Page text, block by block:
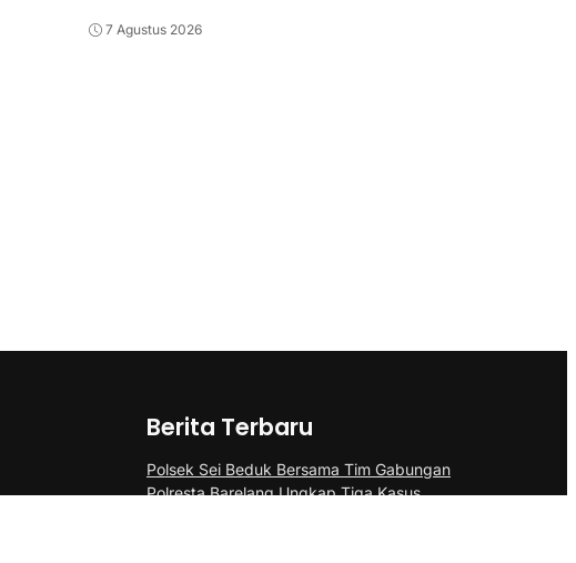
7 Agustus 2026
Berita Terbaru
Polsek Sei Beduk Bersama Tim Gabungan
Polresta Barelang Ungkap Tiga Kasus